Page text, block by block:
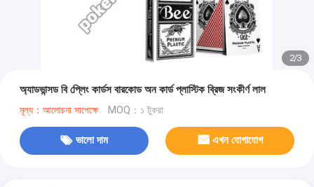
2/3
অ্যাডভান্সড বি প্লেিং কার্ডস বারকোড অন কার্ড প্লাস্টিক ব্রিজ সংকীর্ণ লাল
মূল্য：আলোচনা সাপেক্ষে MOQ：১ টুকরা
ভালো দাম এখন যোগাযোগ